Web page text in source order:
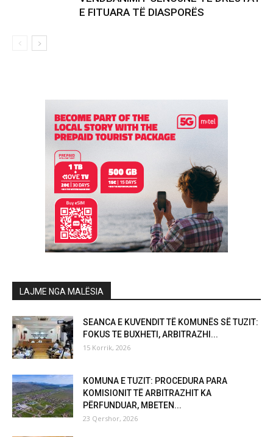
E FITUARA TË DIASPORËS
LAJME NGA MALËSIA
SEANCA E KUVENDIT TË KOMUNËS SË TUZIT:
FOKUS TE BUXHETI, ARBITRAZHI...
15 Korrik, 2026
KOMUNA E TUZIT: PROCEDURA PARA
KOMISIONIT TË ARBITRAZHIT KA
PËRFUNDUAR, MBETEN...
23 Qershor, 2026